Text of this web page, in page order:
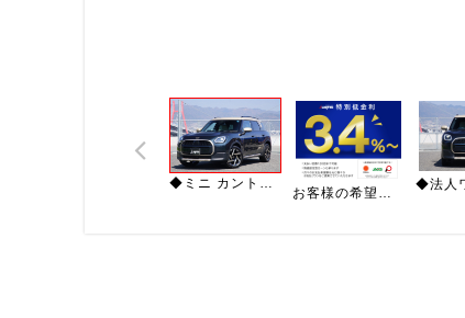
お客様の希望に寄り添った、お支払いプランをご提示させていただきます♪※元金300万円以上が対象となります。※審査内容により諸条件が異なる場合がございます。